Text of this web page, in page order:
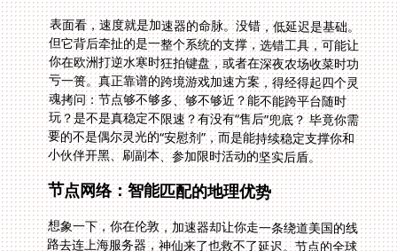
表面看，速度就是加速器的命脉。没错，低延迟是基础。
但它背后牵扯的是一整个系统的支撑，选错工具，可能让
你在欧洲打逆水寒时狂拍键盘，或者在深夜农场收菜时功
亏一篑。真正靠谱的跨境游戏加速方案，得经得起四个灵
魂拷问：节点够不够多、够不够近？能不能跨平台随时
玩？是不是真稳定不限速？有没有“售后”兜底？ 毕竟你需
要的不是偶尔灵光的“安慰剂”，而是能持续稳定支撑你和
小伙伴开黑、刷副本、参加限时活动的坚实后盾。
节点网络：智能匹配的地理优势
想象一下，你在伦敦，加速器却让你走一条绕道美国的线
路去连上海服务器，神仙来了也救不了延迟。节点的全球
覆盖密度和位置合理性才是核心。优质服务商会在全球热
门地区部署节点池，并通过智能算法实时评估拥堵情况，
在你启动游戏时自动分配物理距离最短、网络质量最优
的“绿色通道”。这种国服手游加速器实测下来，比手动切